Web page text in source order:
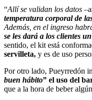
“Allí se validan los datos
temperatura corporal de
Además, en el ingreso
se les dará a los clientes
sentido, el kit está
servilleta, y es de uso
Por otro lado, Pueyrredón
buen hábito” el uso del
que a la hora de beber